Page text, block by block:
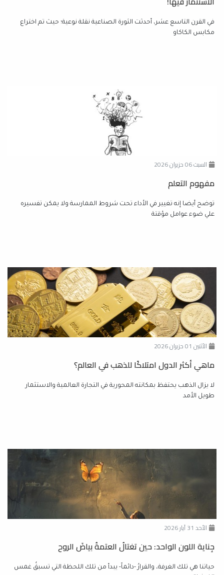
في القرن التاسع عشر، أحدثت الثورة الصناعية نقلة نوعية؛ حيث تم اختراع
مكابس الكاكاو
السبت 06 حزيران 2026
مفهوم التعلم
توضح أيضا إنه تغيير في الأداء تحت شروط الممارسة ولا يمكن تفسيره
علي ضوء عوامل مؤقتة
الأثنين 01 حزيران 2026
ماهي أكثر الدول امتلاكًا للذهب في العالم؟
لا يزال الذهب يحتفظ بمكانته المحورية في التجارة العالمية والاستثمار
طويل الأمد
الأحد 31 آيار 2026
جِناية اللون الواحد: حين تغتالُ العتمةُ بياضَ الروح
حياتنا هي تلك الغرفة، والقرارُ -دائماً- يبدأ من تلك اللحظة التي تسبقُ غمس